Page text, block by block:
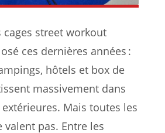
cages street workout
ces dernières années :
hôtels et box de
massivement dans
Mais toutes les
valent pas. Entre les